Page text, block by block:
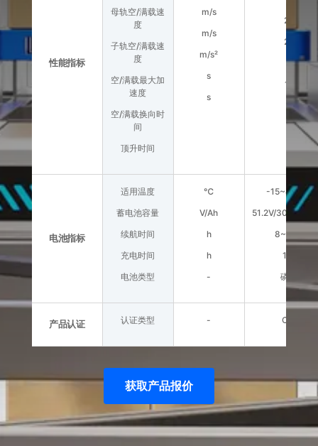
性能指标
母轨空/满载速
度
子轨空/满载速
度
空/满载最大加
速度
空/满载换向时
间
顶升时间
m/s
m/s
m/s²
s
s
2.5/1.8
2.0/1.5
2/0.3
1.5/2.5
1.5
电池指标
适用温度
蓄电池容量
续航时间
充电时间
电池类型
℃
V/Ah
h
h
-
-15~45 | -
51.2V/
8~10 |
1.2 | 2.5
磷酸铁锂
产品认证 认证类型 - CE、UL
获取产品报价